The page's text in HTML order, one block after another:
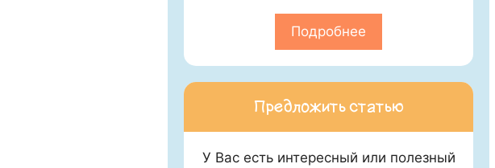
Подробнее
Предложить статью
У Вас есть интересный или полезный